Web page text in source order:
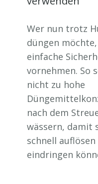
Wer nun trotz
düngen
einfache
vornehmen. So
nicht zu hohe
nach dem
wässern, damit
schnell
eindringen